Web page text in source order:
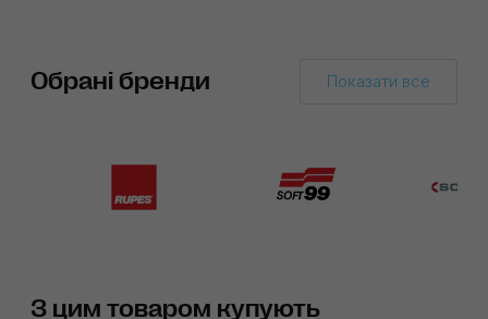
Обрані бренди Показати все
З цим товаром купують